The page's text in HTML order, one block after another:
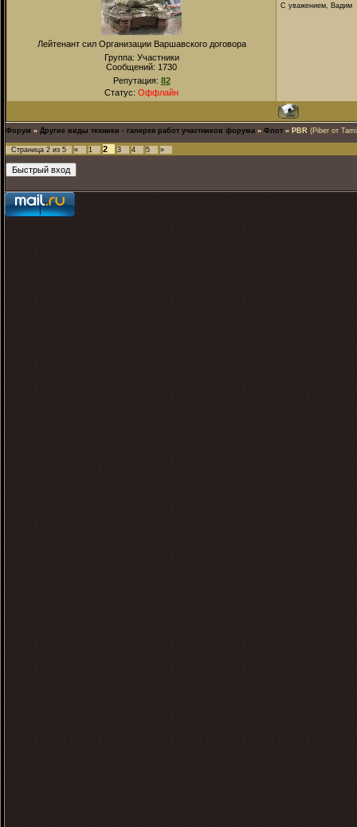
Лейтенант сил Организации Варшавского договора
Группа: Участники
Сообщений: 1730
Репутация: 82
Статус: Оффлайн
С уважением, Вадим
Форум » Другие виды техники - галерея работ участников форума » Флот » PBR (Piber от
Страница 2 из 5 « 1 2 3 4 5 »